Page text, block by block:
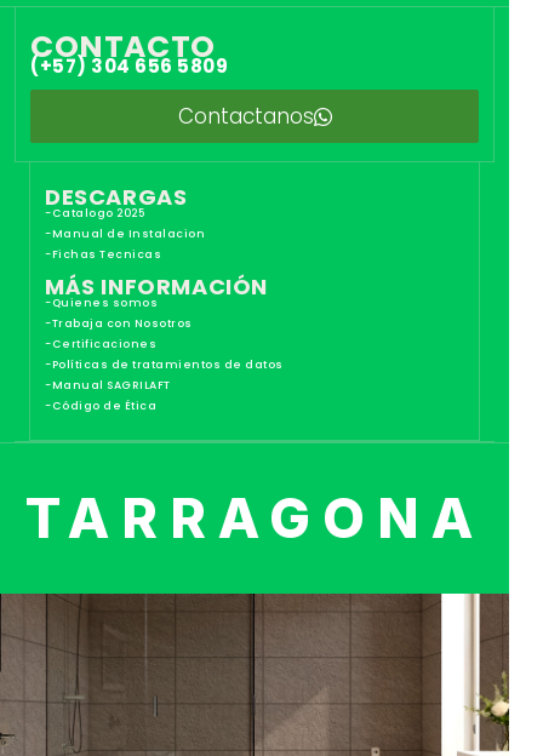
CONTACTO
(+57) 304 656 5809
Contactanos
DESCARGAS
-Catalogo 2025
-Manual de Instalacion
-Fichas Tecnicas
MÁS INFORMACIÓN
-Quienes somos
-Trabaja con Nosotros
-Certificaciones
-Políticas de tratamientos de datos
-Manual SAGRILAFT
-Código de Ética
TARRAGONA